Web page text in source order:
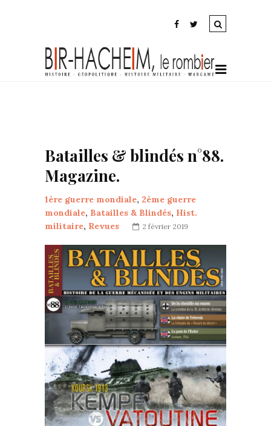
Batailles & blindés n°88.
Magazine.
1ère guerre mondiale, 2ème guerre
mondiale, Batailles & Blindés, Hist.
militaire, Revues 2 février 2019